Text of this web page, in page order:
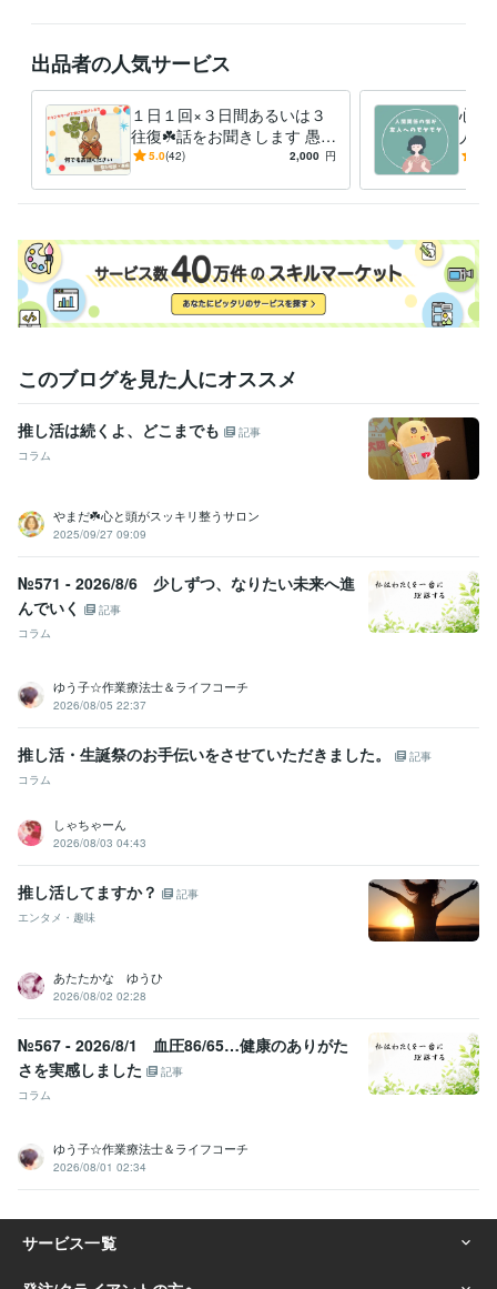
押してお待ちいただけると嬉しいです
経験職種
ライフスタイル・その他 / カウンセラー・コーチ 経験年数 : 4年
ライフスタイル・その他 / アドバイザー 経験年数 : 6年
受賞歴
✨おかげ様で相談件数１００件突破
資格・検定
メンタル心理カウンセラー 取得年 : 2020年
上級心理カウンセラー 取得年 : 2020年
婚活アドバイザー 取得年 : 2020年
夫婦カウンセラー 取得年 : 2020年
日商簿記検定2級 取得年 : 1994年
ビジネス・クリエイティブツール
WordPress:5年JIMDO:3年Excel:8年Word:8年
PCA:5年
ジョブカン会計:2年
Canva:4年
対人関係の悩み相談・愚痴聞き・恋愛婚活アドバイス:36年
保護動物と暮らす＆犬猫の命を救うための支援:33年
ブログ執筆（ココナラWordPressアメブロ他）:18年
得意分野
悩み相談・カウンセリング ★婚活アドバイス・プロフィール添削 ★
夫婦問題・関係修復・離婚・不妊の辛さ
悩み相談 関係修復 恋愛相談 離婚相談
結婚相談所
結婚生活
悩み相談・カウンセリング
★友人・対人関係の悩み　職場の人間関
係
★自己肯定感・生き辛さ・自分らしく生きる
★仕事の悩み・やり
たいことがわからない
自己肯定感
自分を好きになりたい
出品者の人気サービス
１日１回×３日間あるいは３
往復☘️話をお聞きします 愚痴
聞き・不安な気持ち・ペット
など
5.0(42) 2,000 円
心理
人
ママ
相談
このブログを見た人にオススメ
推し活は続くよ、どこまでも
記事
コラム
やまだ☘️心と頭がスッキリ整うサロン
2025/09/27 09:09
№571 - 2026/8/6 少しずつ、なりたい未来へ進
んでいく
記事
コラム
ゆう子☆作業療法士＆ライフコーチ
2026/08/05 22:37
推し活・生誕祭のお手伝いをさせていただきました。
記事
コラム
しゃちゃーん
2026/08/03 04:43
推し活してますか？
記事
エンタメ・趣味
あたたかな ゆうひ
2026/08/02 02:28
№567 - 2026/8/1 血圧86/65…健康のありがた
さを実感しました
記事
コラム
ゆう子☆作業療法士＆ライフコーチ
2026/08/01 02:34